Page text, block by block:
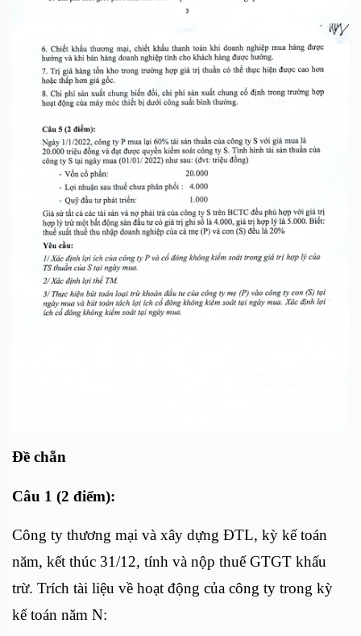
Đề chẵn
Câu 1 (2 điểm):
Công ty thương mại và xây dựng ĐTL, kỳ kế toán
năm, kết thúc 31/12, tính và nộp thuế GTGT khấu
trừ. Trích tài liệu về hoạt động của công ty trong kỳ
kế toán năm N: